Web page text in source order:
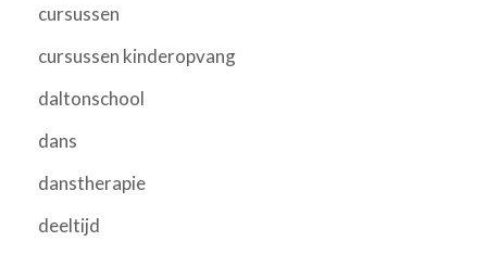
cursussen
cursussen kinderopvang
daltonschool
dans
danstherapie
deeltijd